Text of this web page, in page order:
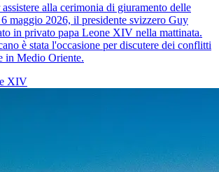
alla cerimonia di giuramento delle
maggio 2026, il presidente svizzero Guy
in privato papa Leone XIV nella mattinata.
è stata l'occasione per discutere dei conflitti
in Medio Oriente.
XIV